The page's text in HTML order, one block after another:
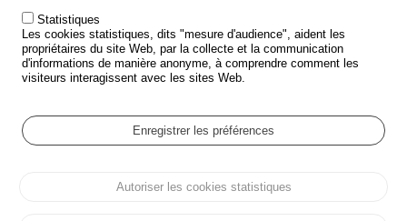
POLITIQUE DE SÉCURITÉ ROUTIÈRE
Outils
AGENDA
GLOSSAIRE
Cookie settings
Protection des données personnelles et Cookies
Statistiques
Les cookies statistiques, dits "mesure d'audience", aident les
propriétaires du site Web, par la collecte et la communication
d'informations de manière anonyme, à comprendre comment les
visiteurs interagissent avec les sites Web.
Enregistrer les préférences
Autoriser les cookies statistiques